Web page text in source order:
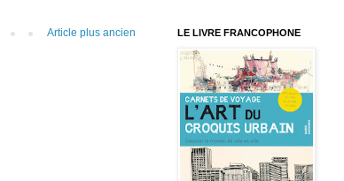
Article plus ancien LE LIVRE FRANCOPHONE